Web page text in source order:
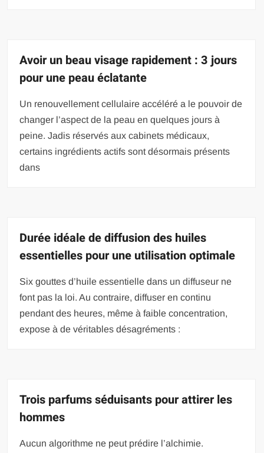
Avoir un beau visage rapidement : 3 jours
pour une peau éclatante
Un renouvellement cellulaire accéléré a le pouvoir de
changer l’aspect de la peau en quelques jours à
peine. Jadis réservés aux cabinets médicaux,
certains ingrédients actifs sont désormais présents
dans
Durée idéale de diffusion des huiles
essentielles pour une utilisation optimale
Six gouttes d’huile essentielle dans un diffuseur ne
font pas la loi. Au contraire, diffuser en continu
pendant des heures, même à faible concentration,
expose à de véritables désagréments :
Trois parfums séduisants pour attirer les
hommes
Aucun algorithme ne peut prédire l’alchimie.